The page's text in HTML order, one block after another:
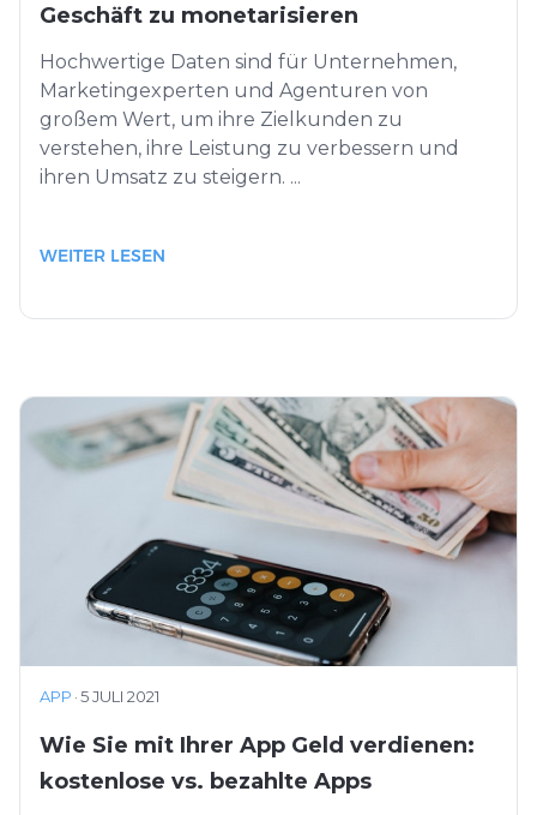
Geschäft zu monetarisieren
Hochwertige Daten sind für Unternehmen,
Marketingexperten und Agenturen von
großem Wert, um ihre Zielkunden zu
verstehen, ihre Leistung zu verbessern und
ihren Umsatz zu steigern. ...
WEITER LESEN
APP ·5 JULI 2021
Wie Sie mit Ihrer App Geld verdienen:
kostenlose vs. bezahlte Apps